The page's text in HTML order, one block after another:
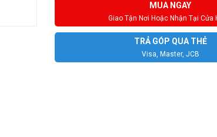
MUA NGAY
Giao Tận Nơi Hoặc Nhận Tại Cửa
TRẢ GÓP QUA THẺ
Visa, Master, JCB